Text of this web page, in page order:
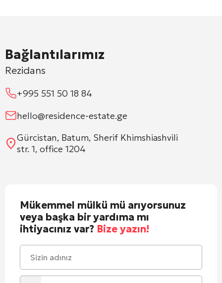
Bağlantılarımız
Rezidans
+995 551 50 18 84
hello@residence-estate.ge
Gürcistan, Batum, Sherif Khimshiashvili
str. 1, office 1204
Mükemmel mülkü mü arıyorsunuz
veya başka bir yardıma mı
ihtiyacınız var? Bize yazın!